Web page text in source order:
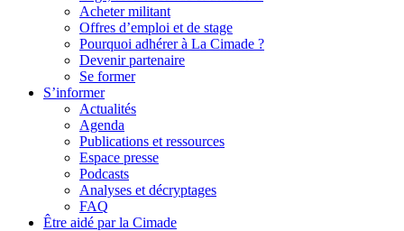
Acheter militant
Offres d’emploi et de stage
Pourquoi adhérer à La Cimade ?
Devenir partenaire
Se former
S’informer
Actualités
Agenda
Publications et ressources
Espace presse
Podcasts
Analyses et décryptages
FAQ
Être aidé par la Cimade